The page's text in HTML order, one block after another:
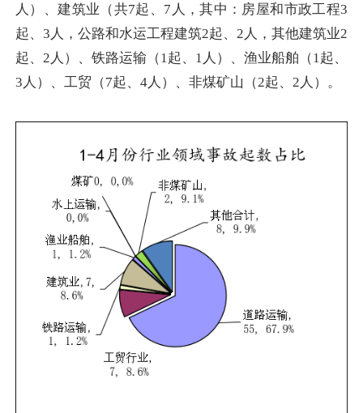
人）、建筑业（共7起、7人，其中：房屋和市政工程3
起、3人，公路和水运工程建筑2起、2人，其他建筑业2
起、2人）、铁路运输（1起、1人）、渔业船舶（1起、
3人）、工贸（7起、4人）、非煤矿山（2起、2人）。